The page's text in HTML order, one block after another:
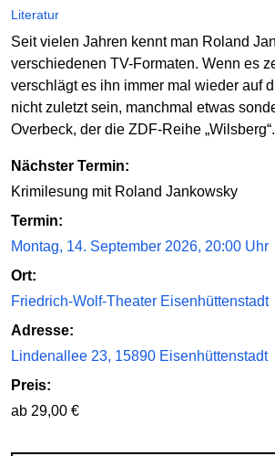
Literatur
Seit vielen Jahren kennt man Roland
verschiedenen TV-Formaten. Wenn es
verschlägt es ihn immer mal wieder auf
nicht zuletzt sein, manchmal etwas
Overbeck, der die ZDF-Reihe
Nächster Termin:
Krimilesung mit Roland Jankowsky
Termin:
Montag, 14. September 2026, 20:00 Uhr
Ort:
Friedrich-Wolf-Theater Eisenhüttenstadt
Adresse:
Lindenallee 23, 15890 Eisenhüttenstadt
Preis:
ab 29,00 €